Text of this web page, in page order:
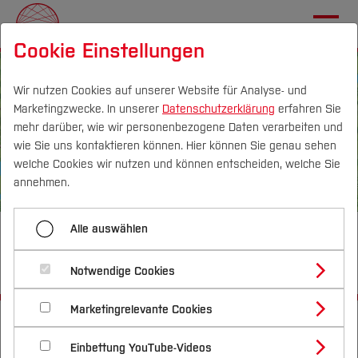
Über
Transferprojekte
Nachhaltigkeitsallianz
MachBar
Transferprojekt 4: Urbane
Ökologie und Gemeinschaft
Startseite
Transferprojekte
TP 4: Urbane Ökologie & Gemeinschaft
Cookie Einstellungen
Wir nutzen Cookies auf unserer Website für Analyse- und
Marketingzwecke. In unserer Datenschutzerklärung erfahren Sie
mehr darüber, wie wir personenbezogene Daten verarbeiten und
wie Sie uns kontaktieren können. Hier können Sie genau sehen
welche Cookies wir nutzen und können entscheiden, welche Sie
annehmen.
Alle auswählen
Notwendige Cookies
Marketingrelevante Cookies
Einbettung YouTube-Videos